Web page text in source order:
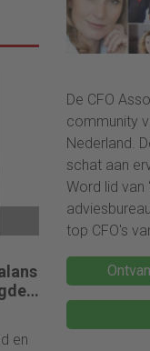
en
De CFO
community
Nederland.
schat aan
Word lid van
top CFO's